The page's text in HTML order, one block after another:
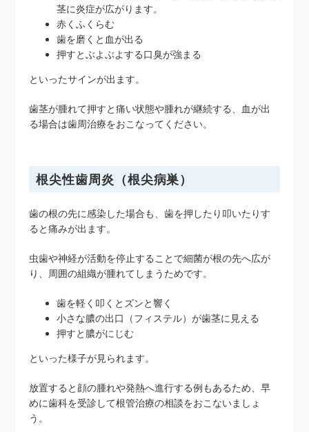
茎に炎症が広がります。
赤くふくらむ
歯を磨くと血が出る
押すとぶよぶよする口臭が強まる
といったサインが出ます。
歯茎が腫れて押すと痛い状態や腫れが継続する、血が出
る場合は歯周治療をおこなってください。
根尖性歯周炎（根尖病巣）
歯の根の先に感染した場合も、歯を押したり叩いたりす
ると痛みが出ます。
虫歯や神経が活動を停止することで細菌が根の先へ広が
り、周囲の組織が腫れてしまうためです。
歯を軽く叩くとズンと響く
小さな膿の出口（フィステル）が歯茎に見える
押すと膿がにじむ
といった様子が見られます。
放置すると顔の腫れや発熱へ進行する例もあるため、早
めに歯科を受診して根管治療の相談をおこないましょ
う。